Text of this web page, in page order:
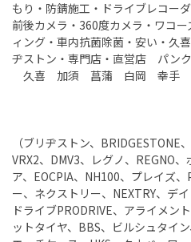
もり・防錆施工・ドライブレコー
前後カメラ・360度カメラ・ワコ
ィング・車内抗菌除菌・安い・久
ヂストン・専門店・直営店 パン
久喜 加須 菖蒲 白岡 幸手
（ブリヂストン、BRIDGESTONE
VRX2、DMV3、レグノ、REGNO
ア、EOCPIA、NH100、プレイズ
ー、ネクストリー、NEXTRY、デ
ドライブPRODRIVE、アライメン
ットタイヤ、BBS、ビルシュタイ